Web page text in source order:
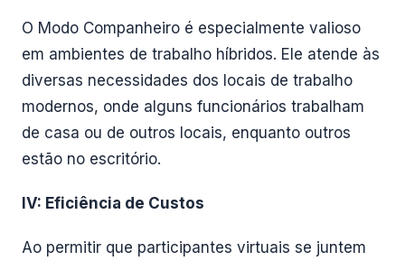
O Modo Companheiro é especialmente valioso
em ambientes de trabalho híbridos. Ele atende às
diversas necessidades dos locais de trabalho
modernos, onde alguns funcionários trabalham
de casa ou de outros locais, enquanto outros
estão no escritório.
IV: Eficiência de Custos
Ao permitir que participantes virtuais se juntem